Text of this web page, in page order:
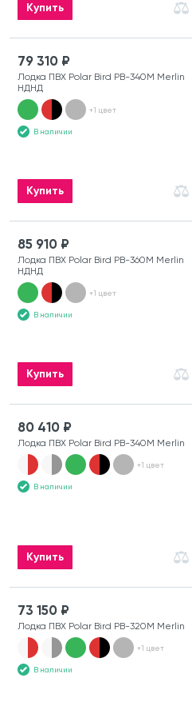
Купить
79 310 ₽
Лодка ПВХ Polar Bird PB-340M Merlin
НДНД
+1 цвет
В наличии
Купить
85 910 ₽
Лодка ПВХ Polar Bird PB-360M Merlin
НДНД
+1 цвет
В наличии
Купить
80 410 ₽
Лодка ПВХ Polar Bird PB-340M Merlin
+1 цвет
В наличии
Купить
73 150 ₽
Лодка ПВХ Polar Bird PB-320M Merlin
+1 цвет
В наличии